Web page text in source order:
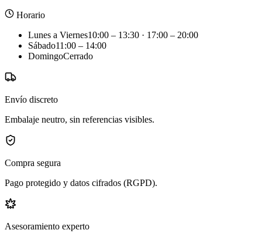
Horario
Lunes a Viernes10:00 – 13:30 · 17:00 – 20:00
Sábado11:00 – 14:00
DomingoCerrado
Envío discreto
Embalaje neutro, sin referencias visibles.
Compra segura
Pago protegido y datos cifrados (RGPD).
Asesoramiento experto